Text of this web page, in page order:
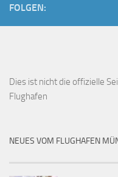
FOLGEN:
Dies ist nicht die offizielle
Flughafen
NEUES VOM FLUGHAFEN